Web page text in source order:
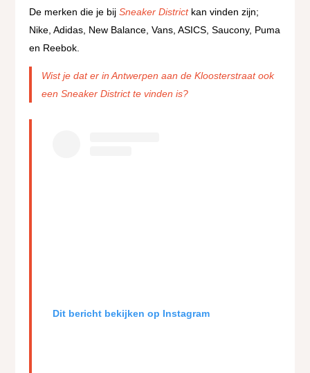
De merken die je bijSneaker Districtkan vinden zijn;
Nike, Adidas, New Balance, Vans, ASICS, Saucony, Puma
en Reebok.
Wist je dat er in Antwerpen aan de Kloosterstraat ook
een Sneaker District te vinden is?
Dit bericht bekijken op Instagram